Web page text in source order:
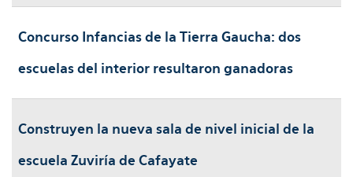
Concurso Infancias de la Tierra Gaucha: dos
escuelas del interior resultaron ganadoras
Construyen la nueva sala de nivel inicial de la
escuela Zuviría de Cafayate